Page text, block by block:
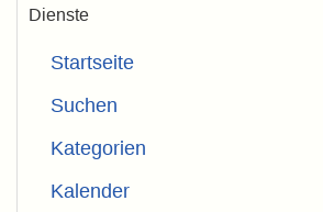
Dienste
Startseite
Suchen
Kategorien
Kalender